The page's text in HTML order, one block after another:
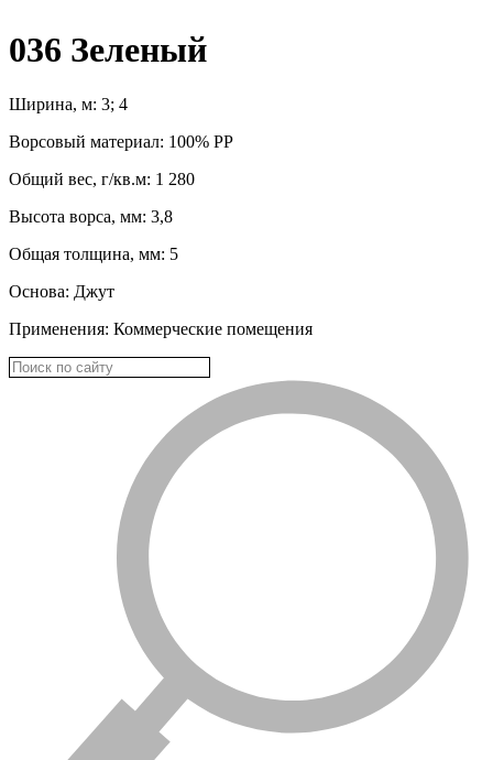
036 Зеленый
Ширина, м: 3; 4
Ворсовый материал: 100% РР
Общий вес, г/кв.м: 1 280
Высота ворса, мм: 3,8
Общая толщина, мм: 5
Основа: Джут
Применения: Коммерческие помещения